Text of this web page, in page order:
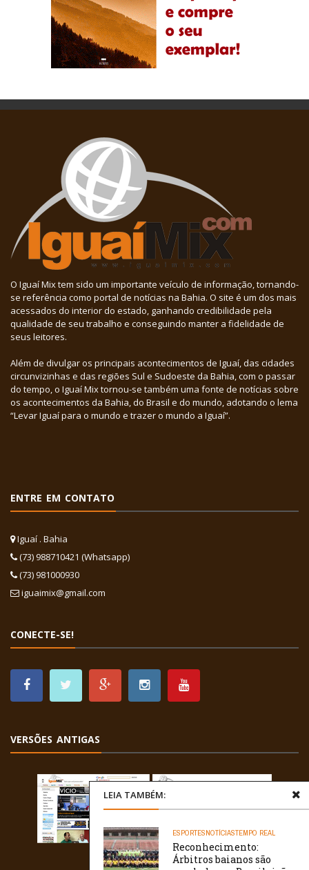
LEIA TAMBÉM:
ESPORTESNOTÍCIASTEMPO REAL
Reconhecimento:
Árbitros baianos são
O Iguaí Mix tem sido um importante veículo de informação, tornando-
se referência como portal de notícias na Bahia. O site é um dos mais
acessados do interior do estado, ganhando credibilidade pela
qualidade de seu trabalho e conseguindo manter a fidelidade de
seus leitores.
Além de divulgar os principais acontecimentos de Iguaí, das cidades
circunvizinhas e das regiões Sul e Sudoeste da Bahia, com o passar
do tempo, o Iguaí Mix tornou-se também uma fonte de notícias sobre
os acontecimentos da Bahia, do Brasil e do mundo, adotando o lema
“Levar Iguaí para o mundo e trazer o mundo a Iguaí”.
ENTRE EM CONTATO
Iguaí . Bahia
(73) 988710421 (Whatsapp)
(73) 981000930
iguaimix@gmail.com
CONECTE-SE!
VERSÕES ANTIGAS